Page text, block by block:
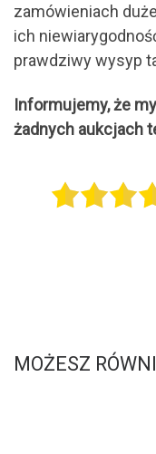
zamówieniach
ich
prawdziwy wysyp
Informujemy, że
żadnych aukcjach
MOŻESZ